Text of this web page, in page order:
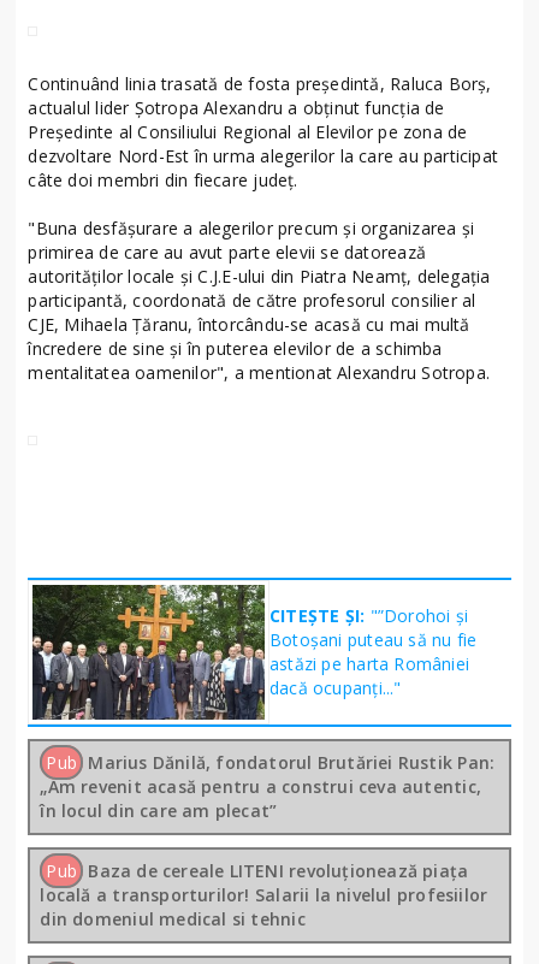
Continuând linia trasată de fosta preşedintă, Raluca Borş,
actualul lider Şotropa Alexandru a obţinut funcţia de
Preşedinte al Consiliului Regional al Elevilor pe zona de
dezvoltare Nord-Est în urma alegerilor la care au participat
câte doi membri din fiecare judeţ.
"Buna desfăşurare a alegerilor precum şi organizarea şi
primirea de care au avut parte elevii se datorează
autorităţilor locale şi C.J.E-ului din Piatra Neamţ, delegaţia
participantă, coordonată de către profesorul consilier al
CJE, Mihaela Ţăranu, întorcându-se acasă cu mai multă
încredere de sine şi în puterea elevilor de a schimba
mentalitatea oamenilor", a mentionat Alexandru Sotropa.
CITEȘTE ȘI: "”Dorohoi și
Botoșani puteau să nu fie
astăzi pe harta României
dacă ocupanți..."
Pub Marius Dănilă, fondatorul Brutăriei Rustik Pan:
„Am revenit acasă pentru a construi ceva autentic,
în locul din care am plecat”
Pub Baza de cereale LITENI revoluționează piața
locală a transporturilor! Salarii la nivelul profesiilor
din domeniul medical si tehnic